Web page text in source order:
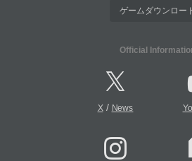
ゲームダウンロー
Official
X/ News